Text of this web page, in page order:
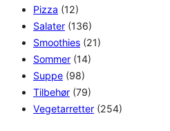
Pizza (12)
Salater (136)
Smoothies (21)
Sommer (14)
Suppe (98)
Tilbehør (79)
Vegetarretter (254)